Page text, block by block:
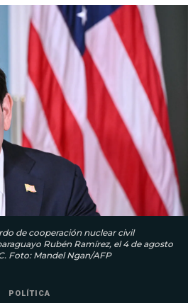
de cooperación nuclear civil
Rubén Ramírez, el 4 de agosto
Foto: Mandel Ngan/AFP
POLÍTICA